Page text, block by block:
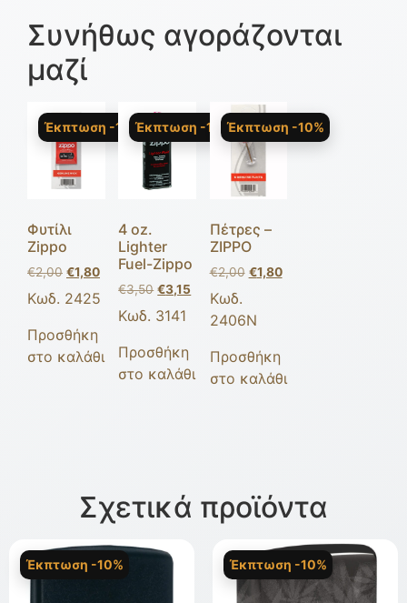
Συνήθως αγοράζονται
μαζί
Έκπτωση -10%
Φυτίλι
Zippo
€2,00 €1,80
Κωδ. 2425
Προσθήκη
στο καλάθι
Έκπτωση -10%
4 oz.
Lighter
Fuel-Zippo
€3,50 €3,15
Κωδ. 3141
Προσθήκη
στο καλάθι
Έκπτωση -10%
Πέτρες –
ZIPPO
€2,00 €1,80
Κωδ.
2406Ν
Προσθήκη
στο καλάθι
Σχετικά προϊόντα
Έκπτωση -10% Έκπτωση -10%